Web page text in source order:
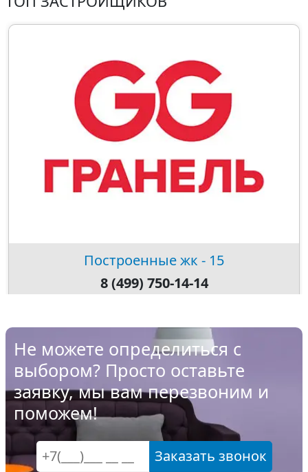
Построенные жк - 15
8 (499) 750-14-14
Не можете определиться с
выбором? Просто оставьте
заявку, мы вам перезвоним и
поможем!
Заказать звонок